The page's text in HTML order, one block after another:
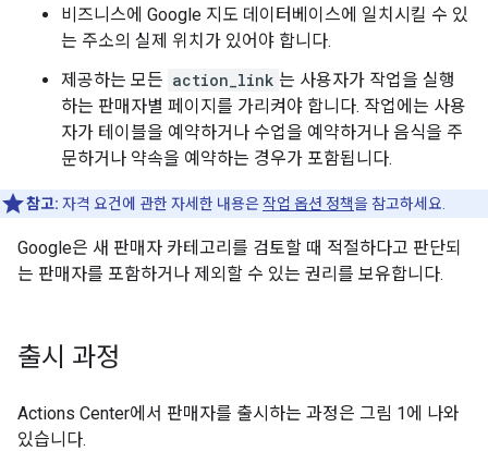
비즈니스에 Google 지도 데이터베이스에 일치시킬 수 있
는 주소의 실제 위치가 있어야 합니다.
제공하는 모든 action_link 는 사용자가 작업을 실행
하는 판매자별 페이지를 가리켜야 합니다. 작업에는 사용
자가 테이블을 예약하거나 수업을 예약하거나 음식을 주
문하거나 약속을 예약하는 경우가 포함됩니다.
참고: 자격 요건에 관한 자세한 내용은작업 옵션 정책을 참고하세요.
Google은 새 판매자 카테고리를 검토할 때 적절하다고 판단되
는 판매자를 포함하거나 제외할 수 있는 권리를 보유합니다.
출시 과정
Actions Center에서 판매자를 출시하는 과정은 그림 1에 나와
있습니다.